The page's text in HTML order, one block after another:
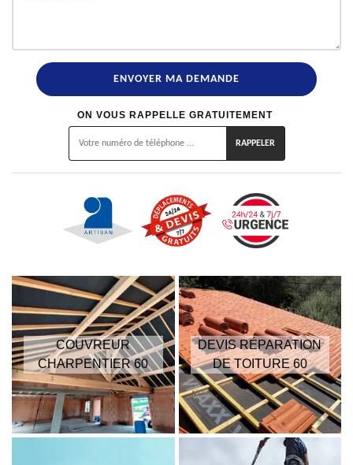
ON VOUS RAPPELLE GRATUITEMENT
COUVREUR
CHARPENTIER 60
DEVIS RÉPARATION
DE TOITURE 60